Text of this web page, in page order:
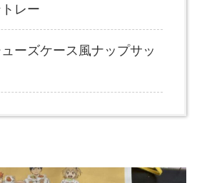
レー
ーズケース風ナップサッ